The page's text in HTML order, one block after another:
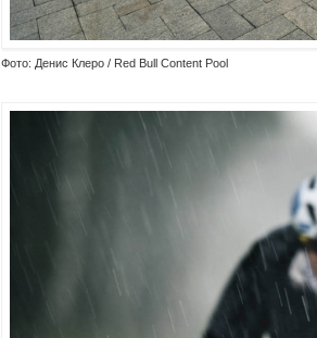
Фото: Денис Клеро / Red Bull Content Pool